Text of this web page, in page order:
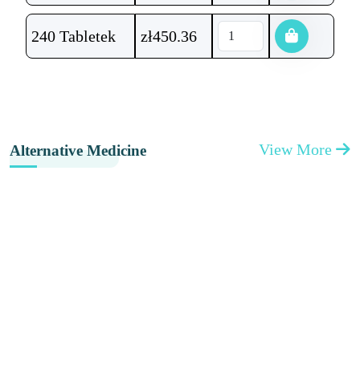
240 Tabletek zł450.36
Alternative Medicine View More